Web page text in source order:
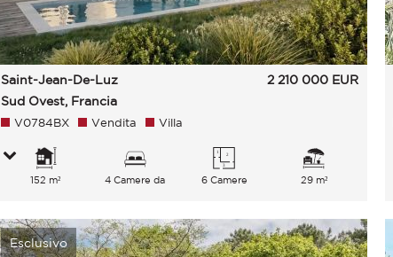
Saint-Jean-De-Luz
Sud Ovest, Francia
2 210 000 EUR
V0784BX Vendita Villa
152 m²
4 Camere da
6 Camere 29 m²
Esclusivo